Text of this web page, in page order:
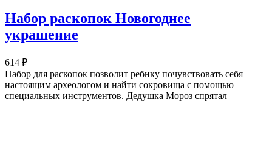
Набор раскопок Новогоднее
украшение
614 ₽
Набор для раскопок позволит ребнку почувствовать себя
настоящим археологом и найти сокровища с помощью
специальных инструментов. Дедушка Мороз спрятал